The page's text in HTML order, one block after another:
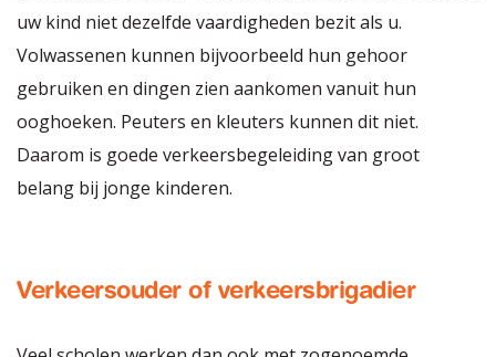
uw kind niet dezelfde vaardigheden bezit als u.
Volwassenen kunnen bijvoorbeeld hun gehoor
gebruiken en dingen zien aankomen vanuit hun
ooghoeken. Peuters en kleuters kunnen dit niet.
Daarom is goede verkeersbegeleiding van groot
belang bij jonge kinderen.
Verkeersouder of verkeersbrigadier